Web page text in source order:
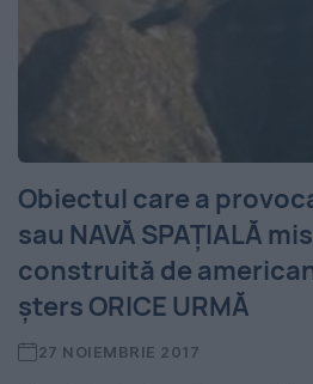
Obiectul care a
sau NAVĂ SPAȚIALĂ
construită de
șters ORICE URMĂ
27 NOIEMBRIE 2017